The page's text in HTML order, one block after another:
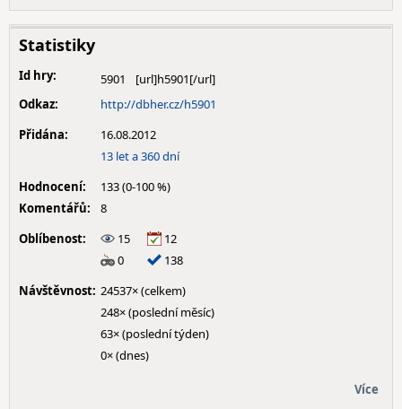
Statistiky
Id hry:
5901
Odkaz:
http://dbher.cz/h5901
Přidána:
16.08.2012
13 let a 360 dní
Hodnocení:
133 (0-100 %)
Komentářů:
8
Oblíbenost:
15
12
0
138
Návštěvnost: 24537× (celkem)
248× (poslední měsíc)
63× (poslední týden)
0× (dnes)
Více